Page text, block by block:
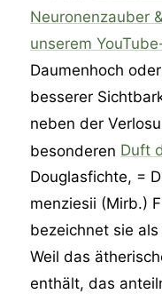
Neuronenzauber
unserem
Daumenhoch
besserer
neben der
besonderen Duft
Douglasfichte, =
menziesii (Mirb.)
bezeichnet sie als
Weil das
enthält, das